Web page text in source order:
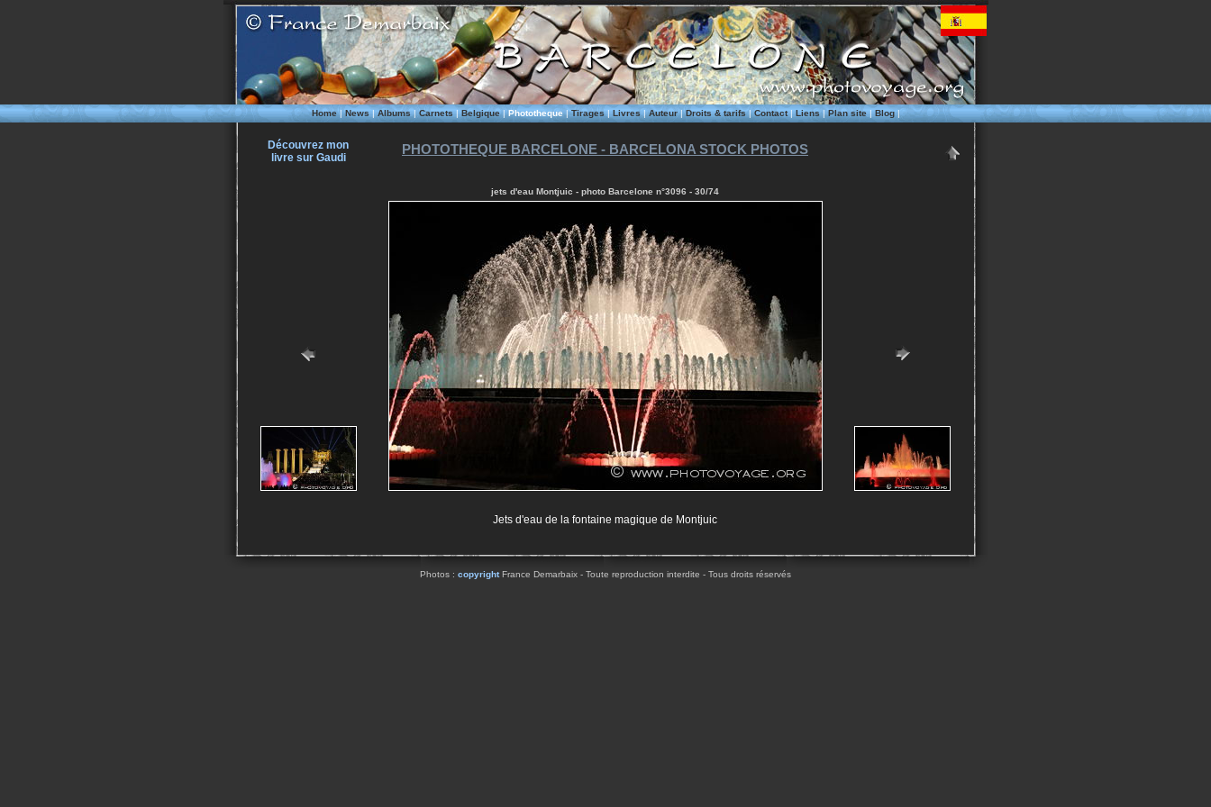
Home|News| Albums| Carnets|Belgique|Phototheque|Tirages|Livres|Auteur|Droits & tarifs|Contact|Liens|Plan site|Blog|
Découvrez mon
livre sur Gaudi
PHOTOTHEQUE BARCELONE - BARCELONA STOCK PHOTOS
jets d'eau Montjuic - photo Barcelone n°3096 - 30/74
Jets d'eau de la fontaine magique de Montjuic
Photos : copyrightFrance Demarbaix - Toute reproduction interdite - Tous droits réservés